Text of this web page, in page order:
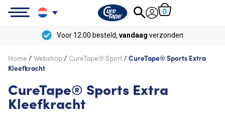
0
Voor 12:00 besteld, vandaag verzonden
Home / Webshop/ CureTape® Sport/ CureTape® Sports Extra
Kleefkracht
CureTape® Sports Extra
Kleefkracht